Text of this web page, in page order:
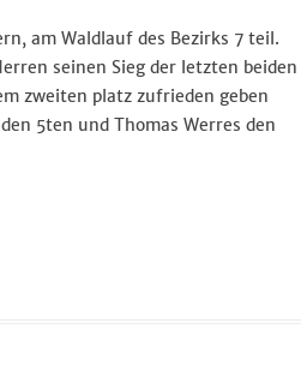
am Waldlauf des Bezirks 7 teil.
seinen Sieg der letzten beiden
zweiten platz zufrieden geben
5ten und Thomas Werres den